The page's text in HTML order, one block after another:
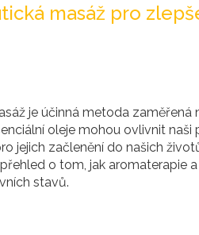
masáž pro
je účinná metoda
oleje mohou ovlivnit
jejich začlenění do našich
o tom, jak aromaterapie
stavů.